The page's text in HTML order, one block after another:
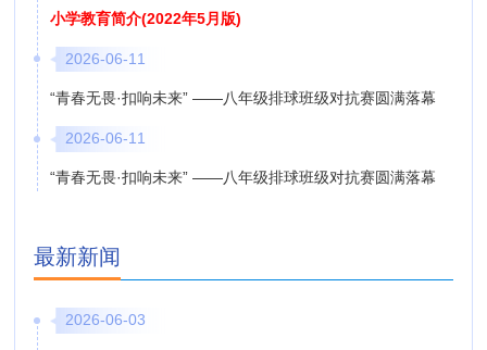
小学教育简介(2022年5月版)
2026-06-11
“青春无畏·扣响未来” ——八年级排球班级对抗赛圆满落幕
2026-06-11
“青春无畏·扣响未来” ——八年级排球班级对抗赛圆满落幕
最新新闻
2026-06-03